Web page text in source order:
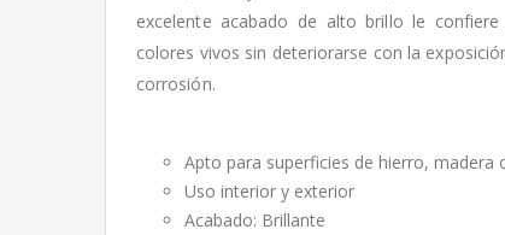
excelente acabado de alto brillo le
colores vivos sin deteriorarse con la
corrosión.
Apto para superficies de hierro, madera
Uso interior y exterior
Acabado: Brillante